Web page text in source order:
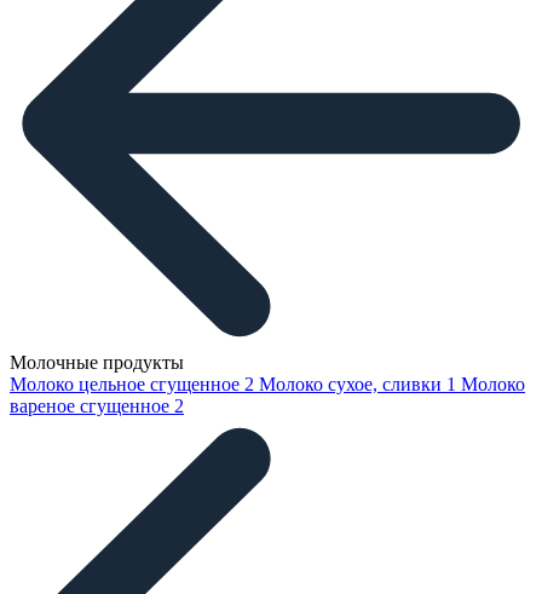
Молочные продукты
Молоко цельное сгущенное 2 Молоко сухое, сливки 1 Молоко
вареное сгущенное 2